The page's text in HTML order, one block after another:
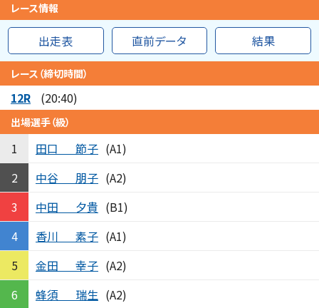
レース情報
出走表 直前データ 結果
レース（締切時間）
12R (20:40)
出場選手（級）
1 田口 節子 (A1)
2
中谷 朋子 (A2)
3
中田 夕貴 (B1)
4
香川 素子 (A1)
5
金田 幸子 (A2)
6
蜂須 瑞生 (A2)